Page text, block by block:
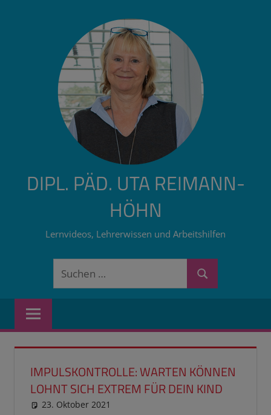
DIPL. PÄD. UTA REIMANN-
HÖHN
Lernvideos, Lehrerwissen und Arbeitshilfen
Suchen
Suchen
IMPULSKONTROLLE: WARTEN KÖNNEN
LOHNT SICH EXTREM FÜR DEIN KIND
23. Oktober 2021